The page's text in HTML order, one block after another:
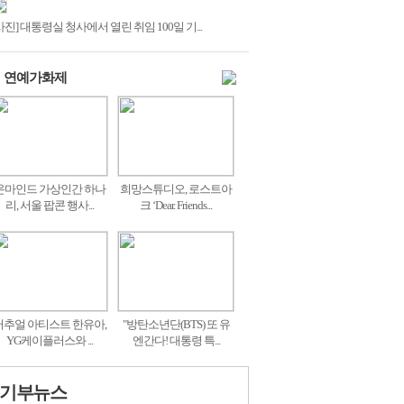
진] 대통령실 청사에서 열린 취임 100일 기...
연예가화제
마인드 가상인간 하나
리, 서울 팝콘 행사...
희망스튜디오, 로스트아
크 ‘Dear. Friends...
추얼 아티스트 한유아,
YG케이플러스와 ...
"방탄소년단(BTS) 또 유
엔간다! 대통령 특...
기부뉴스